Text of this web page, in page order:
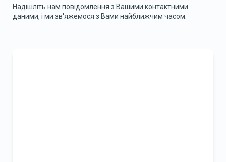
Надішліть нам повідомлення з Вашими контактними
даними, і ми зв'яжемося з Вами найближчим часом.